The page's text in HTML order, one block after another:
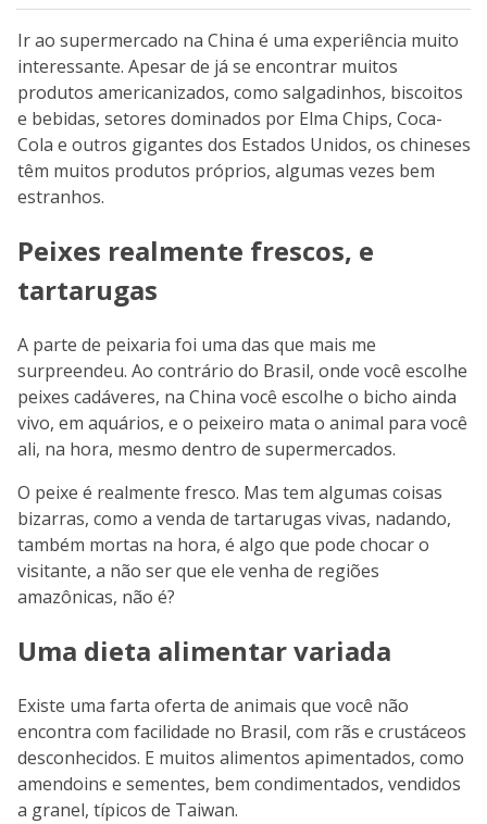
Ir ao supermercado na China é uma experiência muito
interessante. Apesar de já se encontrar muitos
produtos americanizados, como salgadinhos, biscoitos
e bebidas, setores dominados por Elma Chips, Coca-
Cola e outros gigantes dos Estados Unidos, os chineses
têm muitos produtos próprios, algumas vezes bem
estranhos.
Peixes realmente frescos, e
tartarugas
A parte de peixaria foi uma das que mais me
surpreendeu. Ao contrário do Brasil, onde você escolhe
peixes cadáveres, na China você escolhe o bicho ainda
vivo, em aquários, e o peixeiro mata o animal para você
ali, na hora, mesmo dentro de supermercados.
O peixe é realmente fresco. Mas tem algumas coisas
bizarras, como a venda de tartarugas vivas, nadando,
também mortas na hora, é algo que pode chocar o
visitante, a não ser que ele venha de regiões
amazônicas, não é?
Uma dieta alimentar variada
Existe uma farta oferta de animais que você não
encontra com facilidade no Brasil, com rãs e crustáceos
desconhecidos. E muitos alimentos apimentados, como
amendoins e sementes, bem condimentados, vendidos
a granel, típicos de Taiwan.